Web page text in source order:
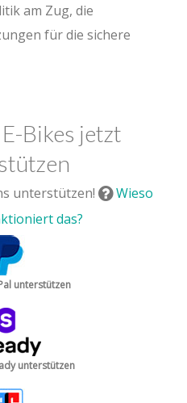
am Zug, die
für die sichere
Bikes jetzt
unterstützen!
Wieso
das?
unterstützen
unterstützen